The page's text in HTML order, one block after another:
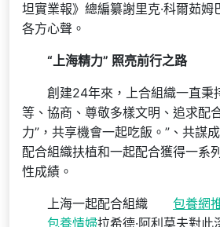
坦實業報》總編纂謝里克·科爾茹姆
各方心聲。
“上海精力” 照亮前行之路
創建24年來，上合組織一直秉
等、協商、尊敬多樣文明、追求配
力”，共享機會一起吃飯。”、共謀
配合組織扶植和一起配合獲得一系
性成績。
上海一起配合組織 包養網
包養情婦拉希德·阿利莫夫對此